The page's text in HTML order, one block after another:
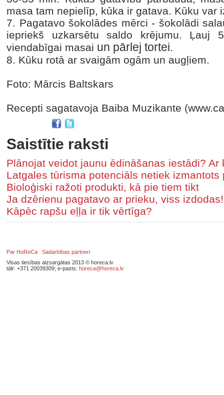
masa tam nepielīp, kūka ir gatava. Kūku
7. Pagatavo šokolādes mērci - šokolādi
iepriekš uzkarsētu saldo krējumu.
viendabīgai masai un pārlej tortei.
8. Kūku rotā ar svaigām ogām un augļiem.
Foto: Mārcis Baltskars
Recepti sagatavoja Baiba Muzikante
Saistītie raksti
Plānojat veidot jaunu ēdināšanas iestādi? Ar
Latgales tūrisma potenciāls netiek izmantots
Bioloģiski ražoti produkti, kā pie tiem tikt
Ja dzērienu pagatavo ar prieku, viss izdodas!
Kāpēc rapšu eļļa ir tik vērtīga?
Par HoReCa
Sadarbības partneri
Visas tiesības aizsargātas 2013 © horeca.lv
tālr: +371 20039309; e-pasts: horeca@horeca.lv